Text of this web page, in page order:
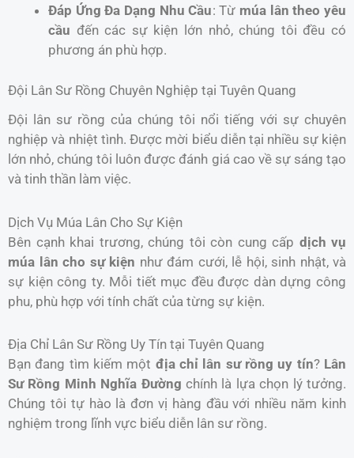
Đáp Ứng Đa Dạng Nhu Cầu: Từ múa lân theo yêu
cầu đến các sự kiện lớn nhỏ, chúng tôi đều có
phương án phù hợp.
Đội Lân Sư Rồng Chuyên Nghiệp tại Tuyên Quang
Đội lân sư rồng của chúng tôi nổi tiếng với sự chuyên
nghiệp và nhiệt tình. Được mời biểu diễn tại nhiều sự kiện
lớn nhỏ, chúng tôi luôn được đánh giá cao về sự sáng tạo
và tinh thần làm việc.
Dịch Vụ Múa Lân Cho Sự Kiện
Bên cạnh khai trương, chúng tôi còn cung cấp dịch vụ
múa lân cho sự kiện như đám cưới, lễ hội, sinh nhật, và
sự kiện công ty. Mỗi tiết mục đều được dàn dựng công
phu, phù hợp với tính chất của từng sự kiện.
Địa Chỉ Lân Sư Rồng Uy Tín tại Tuyên Quang
Bạn đang tìm kiếm một địa chỉ lân sư rồng uy tín? Lân
Sư Rồng Minh Nghĩa Đường chính là lựa chọn lý tưởng.
Chúng tôi tự hào là đơn vị hàng đầu với nhiều năm kinh
nghiệm trong lĩnh vực biểu diễn lân sư rồng.